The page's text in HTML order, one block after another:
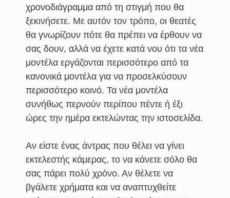
χρονοδιάγραμμα από τη στιγμή που θα
ξεκινήσετε. Με αυτόν τον τρόπο, οι θεατές
θα γνωρίζουν πότε θα πρέπει να έρθουν να
σας δουν, αλλά να έχετε κατά νου ότι τα νέα
μοντέλα εργάζονται περισσότερο από τα
κανονικά μοντέλα για να προσελκύσουν
περισσότερο κοινό. Τα νέα μοντέλα
συνήθως περνούν περίπου πέντε ή έξι
ώρες την ημέρα εκτελώντας την ιστοσελίδα.
Αν είστε ένας άντρας που θέλει να γίνει
εκτελεστής κάμερας, το να κάνετε σόλο θα
σας πάρει πολύ χρόνο. Αν θέλετε να
βγάλετε χρήματα και να αναπτυχθείτε